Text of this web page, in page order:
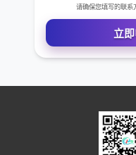
需求描述
立